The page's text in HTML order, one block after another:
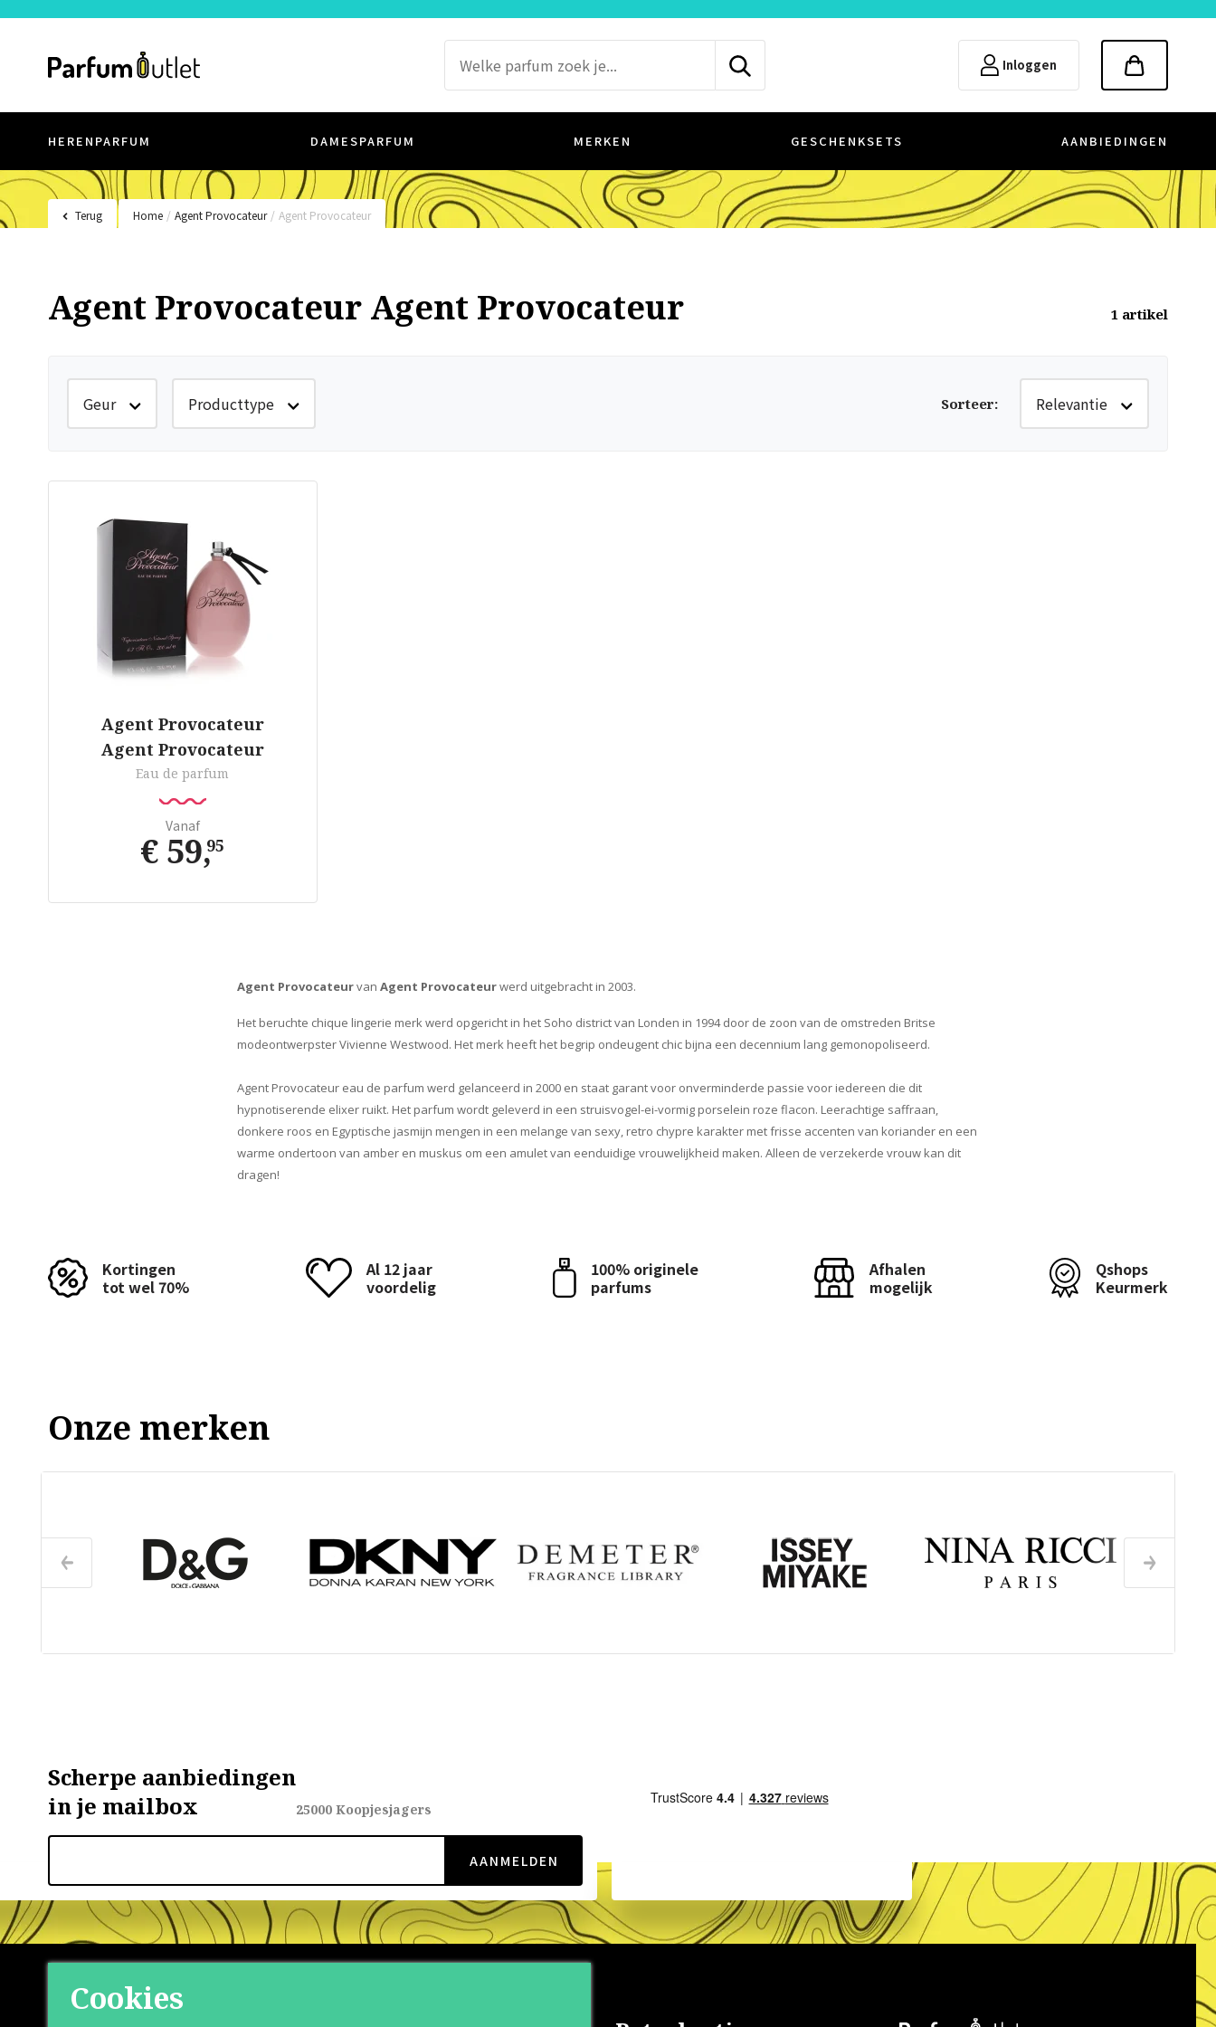
Inloggen
HERENPARFUM DAMESPARFUM MERKEN GESCHENKSETS AANBIEDINGEN
Terug Home / Agent Provocateur / Agent Provocateur
Agent Provocateur Agent Provocateur 1 artikel
Geur Producttype Sorteer: Relevantie
Agent Provocateur
Agent Provocateur
Eau de parfum
Vanaf
€ 59,95
Agent Provocateurvan Agent Provocateurwerd uitgebracht in 2003.
Het beruchte chique lingerie merk werd opgericht in het Soho district van Londen in 1994 door de zoon van de omstreden Britse
modeontwerpster Vivienne Westwood. Het merk heeft het begrip ondeugent chic bijna een decennium lang gemonopoliseerd.
Agent Provocateur eau de parfum werd gelanceerd in 2000 en staat garant voor onverminderde passie voor iedereen die dit
hypnotiserende elixer ruikt. Het parfum wordt geleverd in een struisvogel-ei-vormig porselein roze flacon. Leerachtige saffraan,
donkere roos en Egyptische jasmijn mengen in een melange van sexy, retro chypre karakter met frisse accenten van koriander en een
warme ondertoon van amber en muskus om een amulet van eenduidige vrouwelijkheid maken. Alleen de verzekerde vrouw kan dit
dragen!
Kortingen
tot wel 70%
Al 12 jaar
voordelig
100% originele
parfums
Afhalen
mogelijk
Qshops
Keurmerk
Onze merken
Scherpe aanbiedingen
in je mailbox
25000 Koopjesjagers
AANMELDEN
Cookies